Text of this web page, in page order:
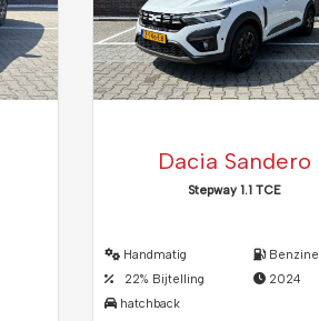
Dacia Sandero
Stepway 1.1 TCE
Handmatig
22% Bijtelling
hatchback
Benzine
2024